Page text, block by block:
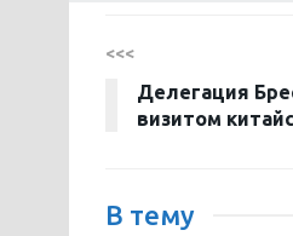
<<<
Делегация
визитом
В тему